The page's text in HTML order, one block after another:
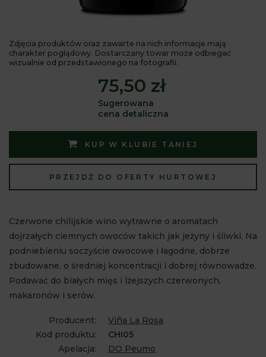
Zdjęcia produktów oraz zawarte na nich informacje mają
charakter poglądowy. Dostarczany towar może odbiegać
wizualnie od przedstawionego na fotografii.
75,50 zł
Sugerowana
cena detaliczna
KUP W KLUBIE TANIEJ
PRZEJDŹ DO OFERTY HURTOWEJ
Czerwone chilijskie wino wytrawne o aromatach
dojrzałych ciemnych owoców takich jak jeżyny i śliwki. Na
podniebieniu soczyście owocowe i łagodne, dobrze
zbudowane, o średniej koncentracji i dobrej równowadze.
Podawać do białych mięs i lżejszych czerwonych,
makaronów i serów.
Producent:
Viña La Rosa
Kod produktu:
CHI05
Apelacja:
DO Peumo